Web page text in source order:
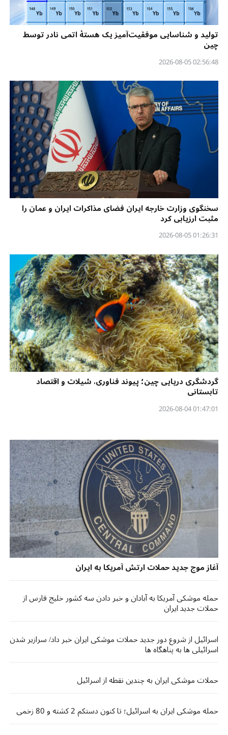
تولید و شناسایی موفقیت‌آمیز یک هستهٔ اتمی نادر توسط
چین
02:56:48 2026-08-05
سخنگوی وزارت خارجه ایران فضای مذاکرات ایران و عمان را
مثبت ارزیابی کرد
01:26:31 2026-08-05
گردشگری دریایی چین؛ پیوند فناوری، شیلات و اقتصاد
تابستانی
01:47:01 2026-08-04
آغاز موج جدید حملات ارتش آمریکا به ایران
حمله موشکی آمریکا به آبادان و خبر دادن سه کشور خلیج فارس از
حملات جدید ایران
اسرائیل از شروع دور جدید حملات موشکی ایران خبر داد/ سرازیر شدن
اسرائیلی ها به پناهگاه ها
حملات موشکی ایران به چندین نقطه از اسرائیل
حمله موشکی ایران به اسرائیل؛ تا کنون دستکم 2 کشته و 80 زخمی